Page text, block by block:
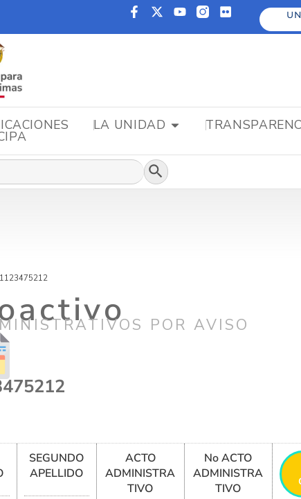
LA UNIDAD
Botón de búsqueda
POR AVISO
SEGUNDO
APELLIDO
ACTO
ADMINISTRA
TIVO
No ACTO
ADMINISTRA
TIVO